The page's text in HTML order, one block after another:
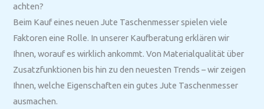
achten?
Beim Kauf eines neuen Jute Taschenmesser spielen viele
Faktoren eine Rolle. In unserer Kaufberatung erklären wir
Ihnen, worauf es wirklich ankommt. Von Materialqualität über
Zusatzfunktionen bis hin zu den neuesten Trends – wir zeigen
Ihnen, welche Eigenschaften ein gutes Jute Taschenmesser
ausmachen.